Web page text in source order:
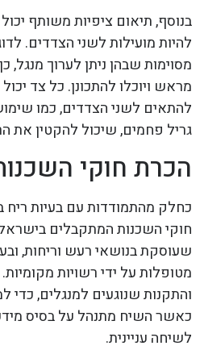
בנוסף, תיאום ציפיות משותף
להיות מועילות לשני הצדדים.
מסוימות שבהן ניתן לערוך מנגל,
מראש ויוכלו להתכונן. כל צד
להתאים לשני הצדדים, כמו
גריל פחמים, שיכול להקטין את
הכרת חוקי
כחלק מהתמודדות עם בעיות
חוקי השכנות המתקבלים
שעוסקת בנושאי רעש וריחות,
מטופלות על ידי רשויות
והתקנות שנוגעים למנגלים, כדי
כאשר השיח מתנהל על בסיס
לשיחה עניינית.